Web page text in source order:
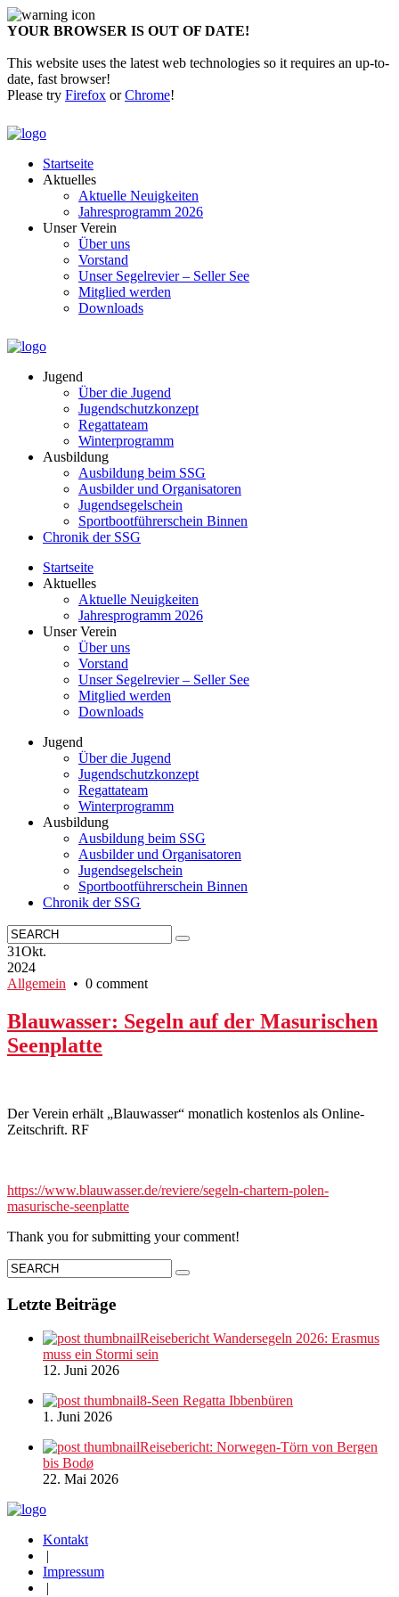
YOUR BROWSER IS OUT OF DATE!
This website uses the latest web technologies so it requires an up-to-
date, fast browser!
Please try Firefox orChrome!
Startseite
Aktuelles
Aktuelle Neuigkeiten
Jahresprogramm 2026
Unser Verein
Über uns
Vorstand
Unser Segelrevier – Seller See
Mitglied werden
Downloads
Jugend
Über die Jugend
Jugendschutzkonzept
Regattateam
Winterprogramm
Ausbildung
Ausbildung beim SSG
Ausbilder und Organisatoren
Jugendsegelschein
Sportbootführerschein Binnen
Chronik der SSG
Startseite
Aktuelles
Aktuelle Neuigkeiten
Jahresprogramm 2026
Unser Verein
Über uns
Vorstand
Unser Segelrevier – Seller See
Mitglied werden
Downloads
Jugend
Über die Jugend
Jugendschutzkonzept
Regattateam
Winterprogramm
Ausbildung
Ausbildung beim SSG
Ausbilder und Organisatoren
Jugendsegelschein
Sportbootführerschein Binnen
Chronik der SSG
31Okt.
2024
Allgemein • 0 comment
Blauwasser: Segeln auf der Masurischen
Seenplatte
Der Verein erhält „Blauwasser“ monatlich kostenlos als Online-
Zeitschrift. RF
https://www.blauwasser.de/reviere/segeln-chartern-polen-
masurische-seenplatte
Thank you for submitting your comment!
Letzte Beiträge
Reisebericht Wandersegeln 2026: Erasmus
muss ein Stormi sein
12. Juni 2026
8-Seen Regatta Ibbenbüren
1. Juni 2026
Reisebericht: Norwegen-Törn von Bergen
bis Bodø
22. Mai 2026
Kontakt
|
Impressum
|